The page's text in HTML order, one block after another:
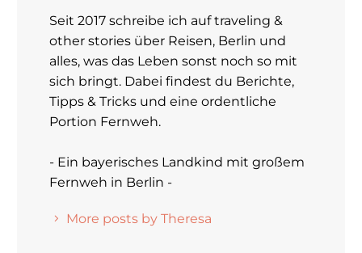
Seit 2017 schreibe ich auf traveling &
other stories über Reisen, Berlin und
alles, was das Leben sonst noch so mit
sich bringt. Dabei findest du Berichte,
Tipps & Tricks und eine ordentliche
Portion Fernweh.
- Ein bayerisches Landkind mit großem
Fernweh in Berlin -
More posts by Theresa